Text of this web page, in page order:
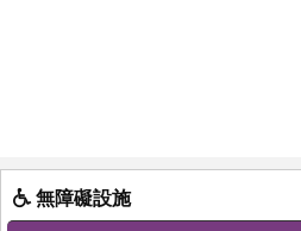
無障礙設施